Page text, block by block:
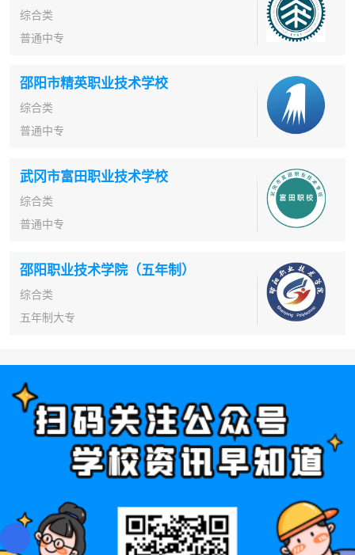
综合类
普通中专
邵阳市精英职业技术学校
综合类
普通中专
武冈市富田职业技术学校
综合类
普通中专
邵阳职业技术学院（五年制）
综合类
五年制大专